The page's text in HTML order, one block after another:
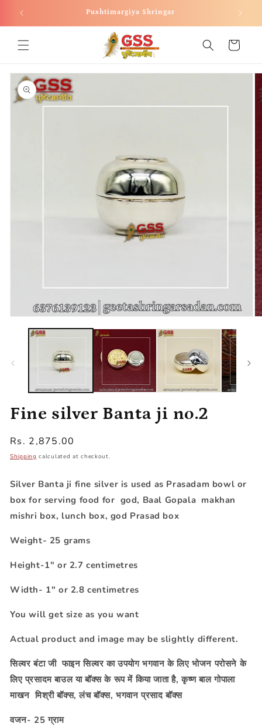
Skip to
content
Welcome to our store
Cart
Skip to
product
information
media
Fine silver Banta ji no.2
Regular
price
Rs. 2,875.00
Shipping calculated at checkout.
Silver Banta ji fine silver is used as Prasadam bowl or
box for serving food for god, Baal Gopala makhan
mishri box, lunch box, god Prasad box
Weight- 25 grams
Height-1" or 2.7 centimetres
Width- 1" or 2.8 centimetres
You will get size as you want
Actual product and image may be slightly different.
सिल्वर बंटा जी फाइन सिल्वर का उपयोग भगवान के लिए भोजन परोसने के
लिए प्रसादम बाउल या बॉक्स के रूप में किया जाता है, कृष्ण बाल गोपाला
माखन मिश्री बॉक्स, लंच बॉक्स, भगवान प्रसाद बॉक्स
वजन- 25 ग्राम